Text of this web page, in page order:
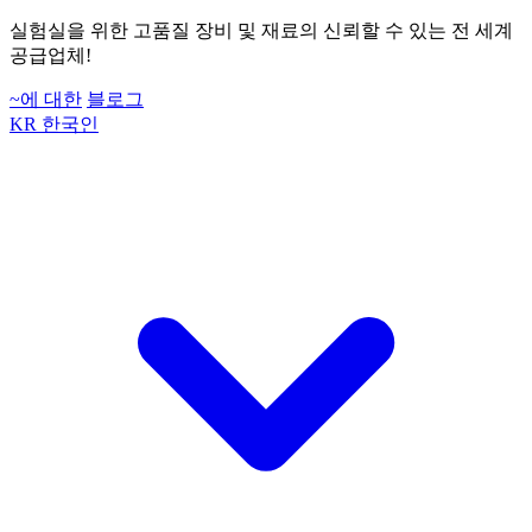
실험실을 위한 고품질 장비 및 재료의 신뢰할 수 있는 전 세계
공급업체!
~에 대한 블로그
KR 한국인